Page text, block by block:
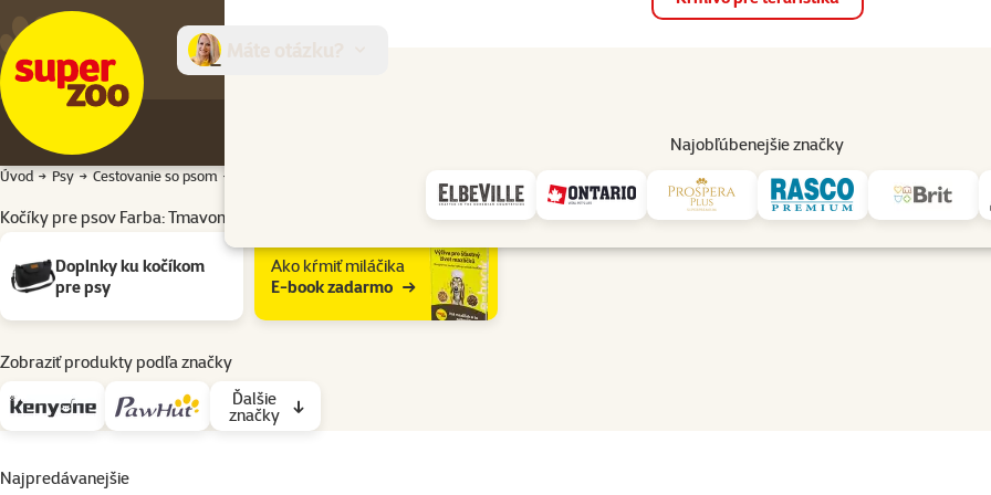
Najobľúbenejšie značky
Predajne Služby
Úvod Psy Cestovanie so psom
Kočíky pre psov Farba: Tmavomodrá
Doplnky ku kočíkom
pre psy
Ako kŕmiť miláčika
E-book zadarmo
Zobraziť produkty podľa značky
Ďalšie
značky
Najpredávanejšie